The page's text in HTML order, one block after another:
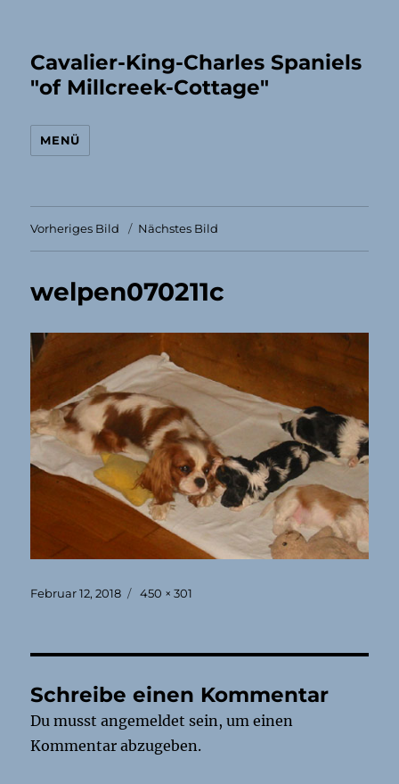
Cavalier-King-Charles Spaniels
"of Millcreek-Cottage"
MENÜ
Vorheriges Bild Nächstes Bild
welpen070211c
Veröffentlicht
Februar 12, 2018 Originalgröße
450 × 301
Schreibe einen Kommentar
Du musstangemeldet sein, um einen
Kommentar abzugeben.